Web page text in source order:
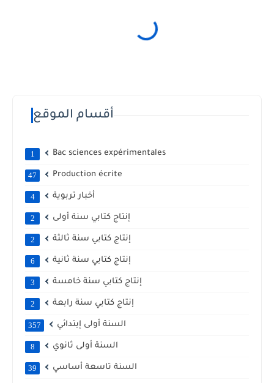
أقسام الموقع
Bac sciences expérimentales
1
Production écrite
47
أخبار تربوية 4
إنتاج كتابي سنة أولى 2
إنتاج كتابي سنة ثالثة 2
إنتاج كتابي سنة ثانية 6
إنتاج كتابي سنة خامسة 3
إنتاج كتابي سنة رابعة 2
السنة أولى إبتدائي 357
السنة أولى ثانوي 8
السنة تاسعة أساسي 39